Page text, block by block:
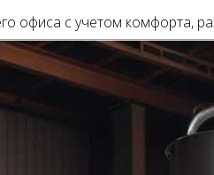
офиса с учетом комфорта,